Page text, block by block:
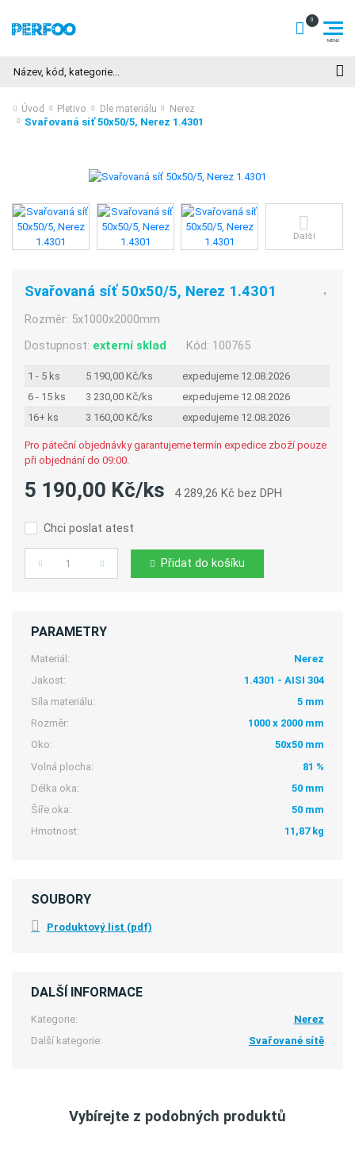
Úvod Pletivo Dle materiálu Nerez
Svařovaná síť 50x50/5, Nerez 1.4301
Další
Svařovaná síť 50x50/5, Nerez 1.4301
Rozměr: 5x1000x2000mm
Dostupnost: externí sklad Kód: 100765
1 - 5 ks 5 190,00 Kč/ks
expedujeme 12.08.2026
6 - 15 ks
3 230,00 Kč/ks
expedujeme 12.08.2026
16+ ks
3 160,00 Kč/ks expedujeme 12.08.2026
Pro páteční objednávky garantujeme termín expedice zboží pouze
při objednání do 09:00.
5 190,00 Kč/ks 4 289,26 Kč bez DPH
Chci poslat atest
Počet Přidat do košíku
PARAMETRY
Materiál:
Nerez
Jakost:
1.4301 - AISI 304
Síla materiálu:
5 mm
Rozměr:
1000 x 2000 mm
Oko:
50x50 mm
Volná plocha:
81 %
Délka oka:
50 mm
Šíře oka:
50 mm
Hmotnost:
11,87 kg
SOUBORY
Produktový list (pdf)
DALŠÍ INFORMACE
Kategorie:
Nerez
Další kategorie:
Svařované sítě
Vybírejte z podobných produktů